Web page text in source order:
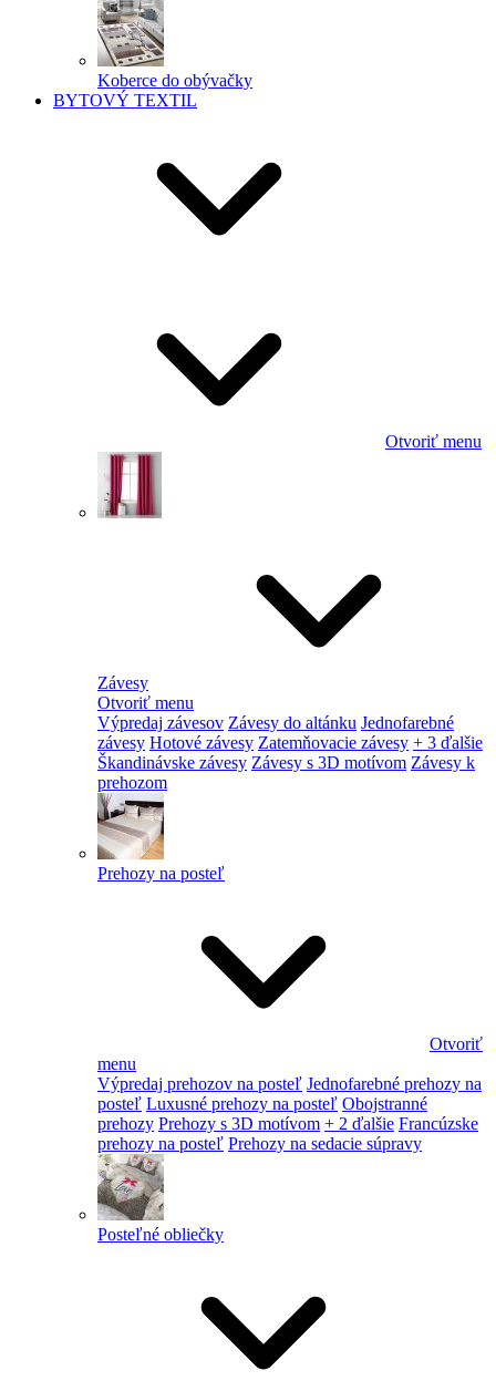
Koberce do obývačky
BYTOVÝ TEXTIL
Otvoriť menu
Závesy
Otvoriť menu
Výpredaj závesov Závesy do altánku Jednofarebné
závesy Hotové závesy Zatemňovacie závesy + 3 ďalšie
Škandinávske závesy Závesy s 3D motívom Závesy k
prehozom
Prehozy na posteľ
Otvoriť
menu
Výpredaj prehozov na posteľ Jednofarebné prehozy na
posteľ Luxusné prehozy na posteľ Obojstranné
prehozy Prehozy s 3D motívom + 2 ďalšie Francúzske
prehozy na posteľ Prehozy na sedacie súpravy
Posteľné obliečky